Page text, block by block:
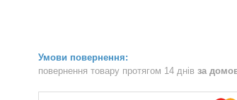
повернення товару протягом 14 днів за